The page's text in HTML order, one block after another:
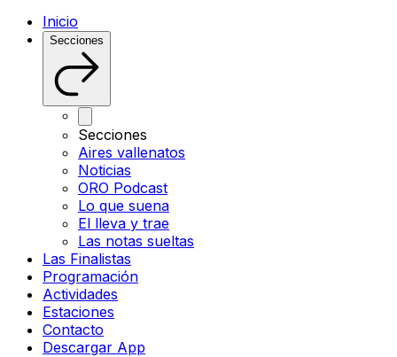
Inicio
Secciones
Secciones
Aires vallenatos
Noticias
ORO Podcast
Lo que suena
El lleva y trae
Las notas sueltas
Las Finalistas
Programación
Actividades
Estaciones
Contacto
Descargar App